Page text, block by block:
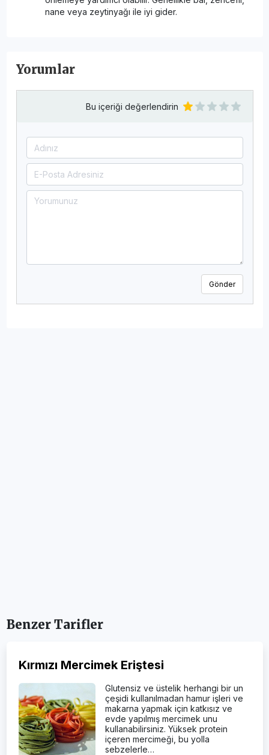
nane veya zeytinyağı ile iyi gider.
Yorumlar
Bu içeriği değerlendirin
Gönder
Benzer Tarifler
Kırmızı Mercimek Eriştesi
Glutensiz ve üstelik herhangi bir un
çeşidi kullanılmadan hamur işleri ve
makarna yapmak için katkısız ve
evde yapılmış mercimek unu
kullanabilirsiniz. Yüksek protein
içeren mercimeği, bu yolla
sebzelerle…